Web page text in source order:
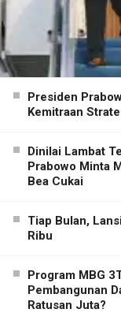
Presiden
Kemitraan
Dinilai Lambat
Prabowo Minta
Bea Cukai
Tiap Bulan,
Ribu
Program MBG
Pembangunan
Ratusan Juta?